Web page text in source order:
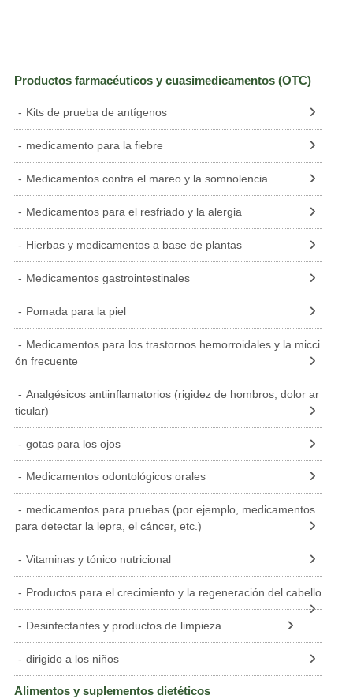
Productos farmacéuticos y cuasimedicamentos (OTC)
Kits de prueba de antígenos
medicamento para la fiebre
Medicamentos contra el mareo y la somnolencia
Medicamentos para el resfriado y la alergia
Hierbas y medicamentos a base de plantas
Medicamentos gastrointestinales
Pomada para la piel
Medicamentos para los trastornos hemorroidales y la micci
ón frecuente
Analgésicos antiinflamatorios (rigidez de hombros, dolor ar
ticular)
gotas para los ojos
Medicamentos odontológicos orales
medicamentos para pruebas (por ejemplo, medicamentos
para detectar la lepra, el cáncer, etc.)
Vitaminas y tónico nutricional
Productos para el crecimiento y la regeneración del cabello
Desinfectantes y productos de limpieza
dirigido a los niños
Alimentos y suplementos dietéticos